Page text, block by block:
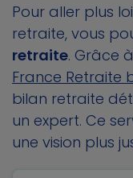
Pour aller plus
retraite, vous
retraite. Grâce
France Retraite
bilan retraite
un expert. Ce
une vision plus